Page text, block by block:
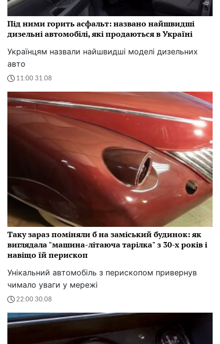
Під ними горить асфальт: названо найшвидші
дизельні автомобілі, які продаються в Україні
Українцям назвали найшвидші моделі дизельних
авто
11:00 31.08
Таку зараз поміняли б на заміський будинок: як
виглядала "машина-літаюча тарілка" з 30-х років і
навіщо їй перископ
Унікальний автомобіль з перископом привернув
чимало уваги у мережі
22:00 30.08